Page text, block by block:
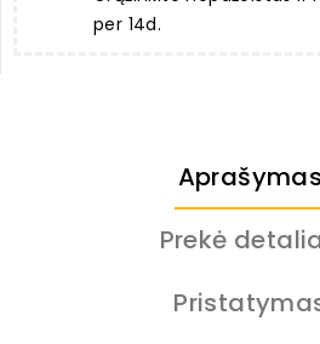
per 14d.
Aprašymas
Prekė